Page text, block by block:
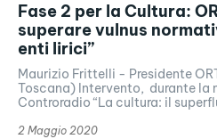
Fase 2 per la Cultura:
superare vulnus
enti lirici”
Maurizio Frittelli - Presidente
Toscana) Intervento, durante la maratona radiofonica di
Controradio “La cultura: il
2 Maggio 2020